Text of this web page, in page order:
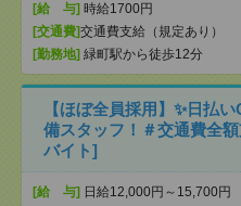
[給 与] 時給1700円
[交通費]交通費支給（規定あり）
[勤務地] 緑町駅から徒歩12分
【ほぼ全員採用】✨日払
備スタッフ！＃交通費全
バイト]
[給 与] 日給12,000円～15,700円